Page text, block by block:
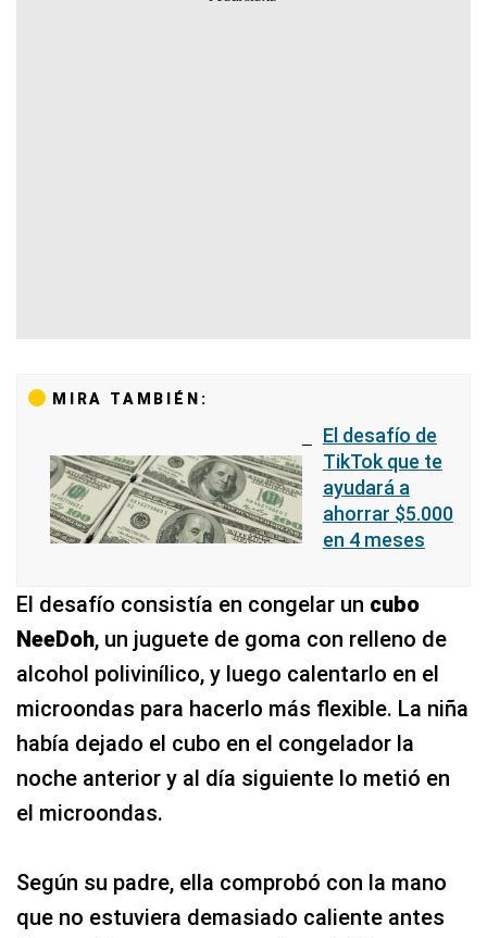
MIRA TAMBIÉN:
El desafío de
TikTok que te
ayudará a
ahorrar $5.000
en 4 meses
El desafío consistía en congelar un cubo
NeeDoh, un juguete de goma con relleno de
alcohol polivinílico, y luego calentarlo en el
microondas para hacerlo más flexible. La niña
había dejado el cubo en el congelador la
noche anterior y al día siguiente lo metió en
el microondas.
Según su padre, ella comprobó con la mano
que no estuviera demasiado caliente antes